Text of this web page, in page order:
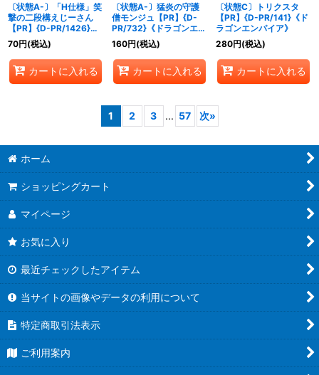
〔状態A-〕「H仕様」笑
撃の二段構えじーさん
【PR】{D-PR/1426}
《ドラゴンエンパイア》
70円(税込)
カートに入れる
〔状態A-〕猛炎の守護
僧モンジュ【PR】{D-
PR/732}《ドラゴンエン
パイア》
160円(税込)
カートに入れる
〔状態C〕トリクスタ
【PR】{D-PR/141}《ド
ラゴンエンパイア》
280円(税込)
カートに入れる
1 2 3 ... 57 次»
ホーム
ショッピングカート
マイページ
お気に入り
最近チェックしたアイテム
当サイトの画像やデータの利用について
特定商取引法表示
ご利用案内